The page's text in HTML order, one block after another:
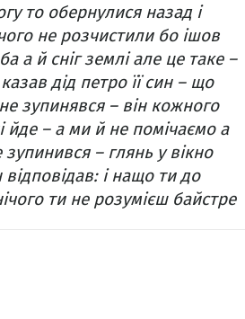
то обернулися назад і
не розчистилибо ішов
а й сніг землі але це таке –
дід петро її син –що
не зупинявся –він кожного
йде – а ми й не помічаємо а
зупинився –глянь у вікно
відповідав: і нащо ти до
ти не розумієшбайстре